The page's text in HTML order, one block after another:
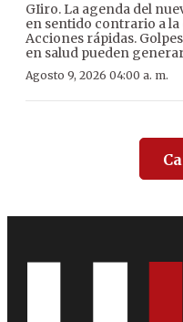
GIiro. La agenda del
en sentido contrario a la
Acciones rápidas.
en salud pueden
Agosto 9, 2026 04:00 a. m.